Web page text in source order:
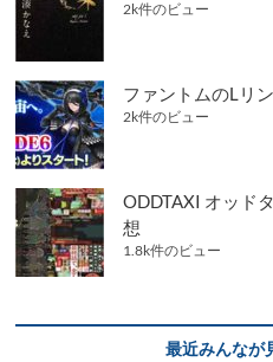
2k件のビュー
ファントムのLリ
2k件のビュー
ODDTAXI オッド
想
1.8k件のビュー
最近みんなが